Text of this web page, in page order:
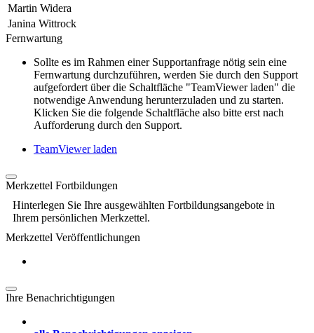
Martin Widera
Janina Wittrock
Fernwartung
Sollte es im Rahmen einer Supportanfrage nötig sein eine
Fernwartung durchzuführen, werden Sie durch den Support
aufgefordert über die Schaltfläche "TeamViewer laden" die
notwendige Anwendung herunterzuladen und zu starten.
Klicken Sie die folgende Schaltfläche also bitte erst nach
Aufforderung durch den Support.
TeamViewer laden
Merkzettel Fortbildungen
Hinterlegen Sie Ihre ausgewählten Fortbildungsangebote in
Ihrem persönlichen Merkzettel.
Merkzettel Veröffentlichungen
Ihre Benachrichtigungen